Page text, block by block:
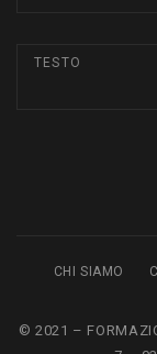
CHI SIAMO
© 2021 –